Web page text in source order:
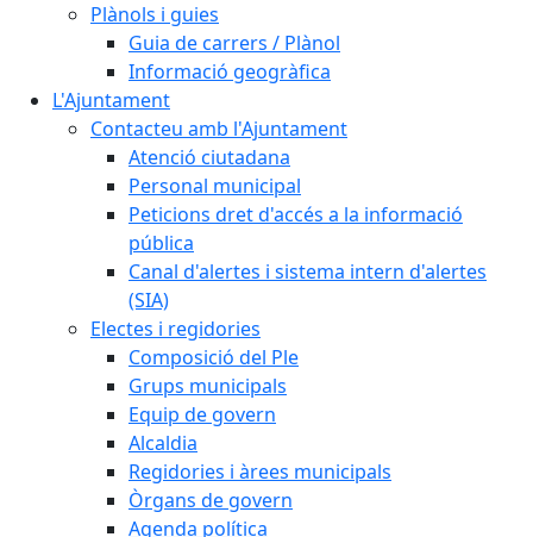
Plànols i guies
Guia de carrers / Plànol
Informació geogràfica
L'Ajuntament
Contacteu amb l'Ajuntament
Atenció ciutadana
Personal municipal
Peticions dret d'accés a la informació
pública
Canal d'alertes i sistema intern d'alertes
(SIA)
Electes i regidories
Composició del Ple
Grups municipals
Equip de govern
Alcaldia
Regidories i àrees municipals
Òrgans de govern
Agenda política